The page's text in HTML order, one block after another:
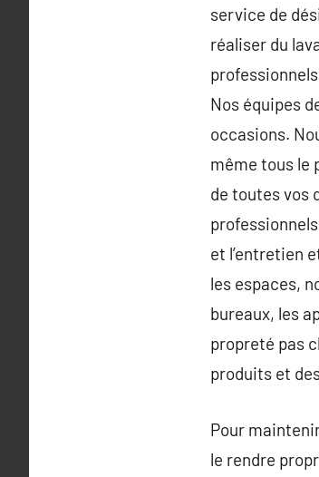
service de
réaliser du
Nos équipes
occasions.
même tous le
de toutes vos
et l’entretien
les espaces,
bureaux, les
propreté pas
produits et
Pour
le rendre